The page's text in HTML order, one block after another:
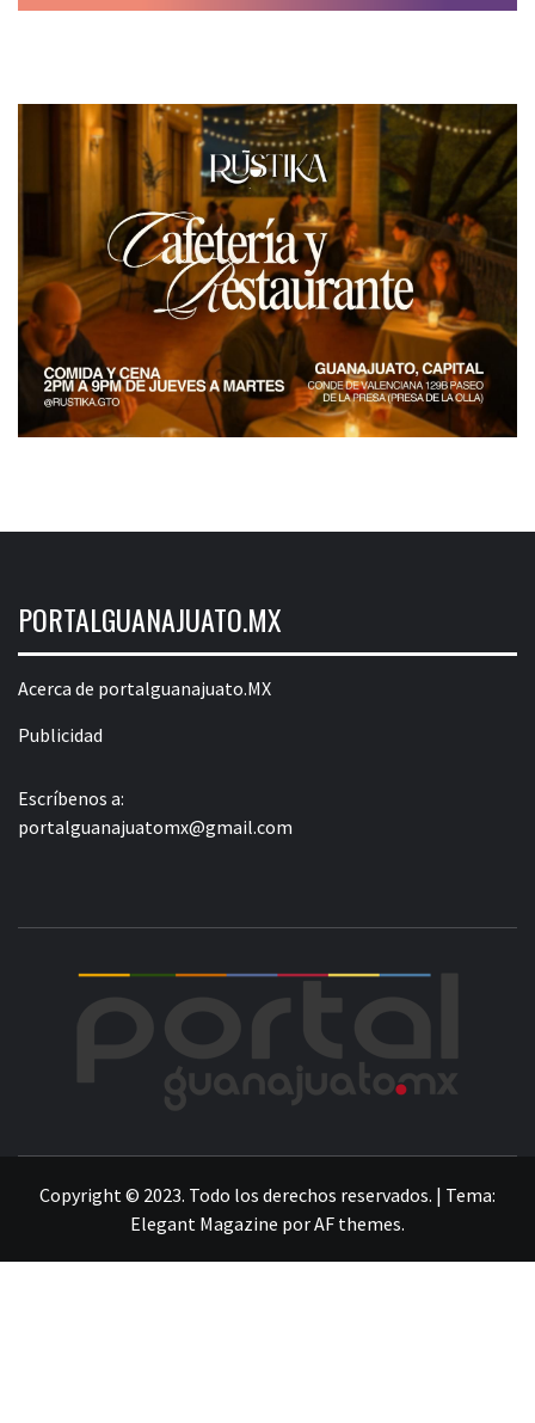
PORTALGUANAJUATO.MX
Acerca de portalguanajuato.MX
Publicidad
Escríbenos a:
portalguanajuatomx@gmail.com
Copyright © 2023. Todo los derechos reservados. | Tema:
Elegant Magazine porAF themes.